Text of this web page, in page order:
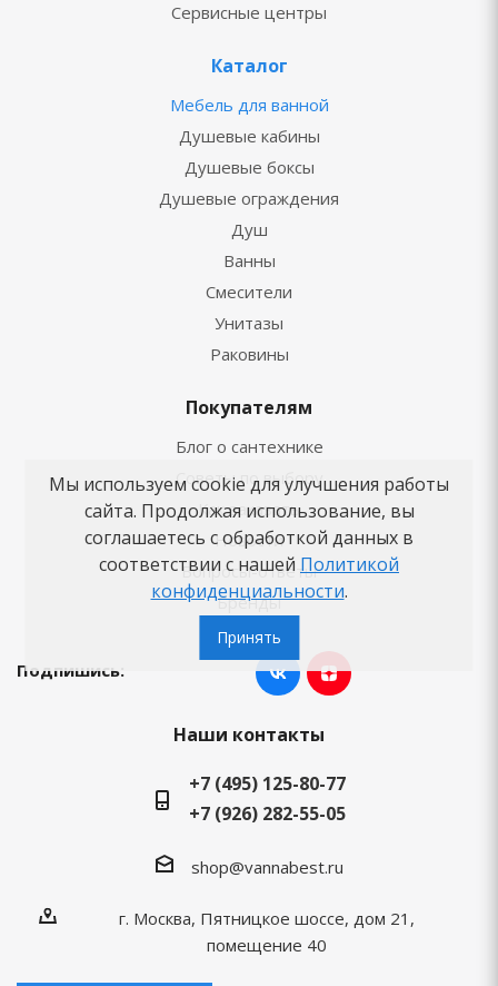
Сервисные центры
Каталог
Мебель для ванной
Душевые кабины
Душевые боксы
Душевые ограждения
Душ
Ванны
Смесители
Унитазы
Раковины
Покупателям
Блог о сантехнике
Советы по выбору
Как заказать
Новости
Вопросы-ответы
Бренды
Подпишись:
Наши контакты
+7 (495) 125-80-77
+7 (926) 282-55-05
shop@vannabest.ru
г. Москва, Пятницкое шоссе, дом 21,
помещение 40
Мы используем cookie для улучшения работы
сайта. Продолжая использование, вы
соглашаетесь с обработкой данных в
соответствии с нашей Политикой
конфиденциальности.
Принять